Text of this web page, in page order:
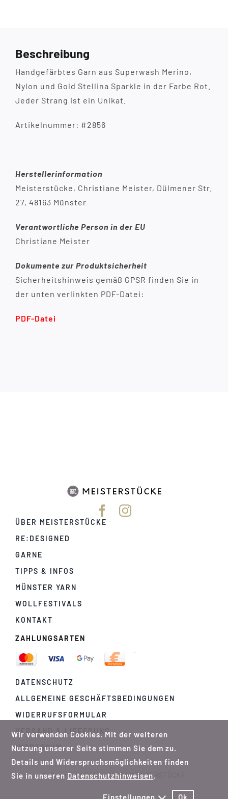
Beschreibung
Handgefärbtes Garn aus Superwash Merino,
Nylon und Gold Stellina Sparkle in der Farbe Rot.
Jeder Strang ist ein Unikat.
Artikelnummer: #2856
Herstellerinformation
Meisterstücke, Christiane Meister, Dülmener Str.
27, 48163 Münster
Verantwortliche Person in der EU
Christiane Meister
Dokumente zur Produktsicherheit
Sicherheitshinweis gemäß GPSR finden Sie in
der unten verlinkten PDF-Datei:
PDF-Datei
ÜBER MEISTERSTÜCKE
RE:DESIGNED
GARNE
TIPPS & INFOS
MÜNSTER YARN
WOLLFESTIVALS
KONTAKT
ZAHLUNGSARTEN
DATENSCHUTZ
ALLGEMEINE GESCHÄFTSBEDINGUNGEN
WIDERRUFSFORMULAR
VERSAND & LIEFERUNG
IMPRESSUM
© Copyright 2012 - 2026 | MEISTERSTÜCKE
Wir verwenden Cookies. Mit der weiteren
Nutzung unserer Seite stimmen Sie dem zu.
Details und Widerspruchsmöglichkeiten finden
Sie in unseren Datenschutzhinweisen.
Einstellungen Ok